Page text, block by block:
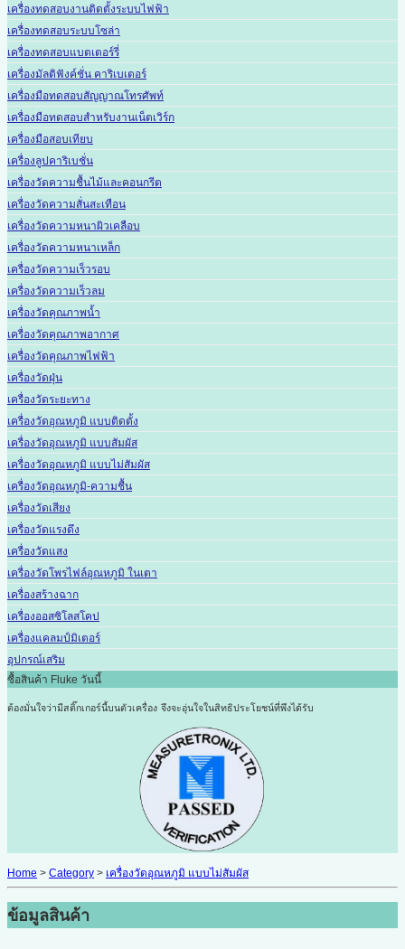
เครื่องทดสอบงานติดตั้งระบบไฟฟ้า
เครื่องทดสอบระบบโซล่า
เครื่องทดสอบแบตเตอร์รี่
เครื่องมัลติฟังค์ชั่น คาริเบเตอร์
เครื่องมือทดสอบสัญญาณโทรศัพท์
เครื่องมือทดสอบสำหรับงานเน็ตเวิร์ก
เครื่องมือสอบเทียบ
เครื่องลูปคาริเบชั่น
เครื่องวัดความชื้นไม้และคอนกรีต
เครื่องวัดความสั่นสะเทือน
เครื่องวัดความหนาผิวเคลือบ
เครื่องวัดความหนาเหล็ก
เครื่องวัดความเร็วรอบ
เครื่องวัดความเร็วลม
เครื่องวัดคุณภาพน้ำ
เครื่องวัดคุณภาพอากาศ
เครื่องวัดคุณภาพไฟฟ้า
เครื่องวัดฝุ่น
เครื่องวัดระยะทาง
เครื่องวัดอุณหภูมิ แบบติดตั้ง
เครื่องวัดอุณหภูมิ แบบสัมผัส
เครื่องวัดอุณหภูมิ แบบไม่สัมผัส
เครื่องวัดอุณหภูมิ-ความชื้น
เครื่องวัดเสียง
เครื่องวัดแรงดึง
เครื่องวัดแสง
เครื่องวัดโพรไฟล์อุณหภูมิ ในเตา
เครื่องสร้างฉาก
เครื่องออสซิโลสโคป
เครื่องแคลมป์มิเตอร์
อุปกรณ์เสริม
ซื้อสินค้า Fluke วันนี้
ต้องมั่นใจว่ามีสติ๊กเกอร์นี้บนตัวเครื่อง จึงจะอุ่นใจในสิทธิประโยชน์ที่พึงได้รับ
Home > Category > เครื่องวัดอุณหภูมิ แบบไม่สัมผัส
ข้อมูลสินค้า